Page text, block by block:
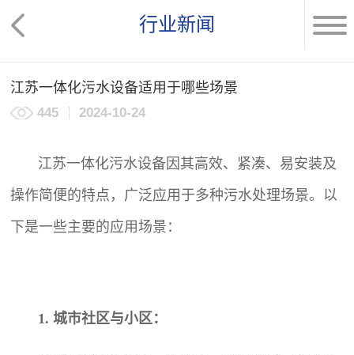
行业新闻
江苏一体化污水设备适用于哪些场景
445 2024-10-24
江苏一体化污水设备因其高效、紧凑、易安装及
操作简便的特点，广泛应用于多种污水处理场景。以
下是一些主要的应用场景：
1. 城市社区与小区：